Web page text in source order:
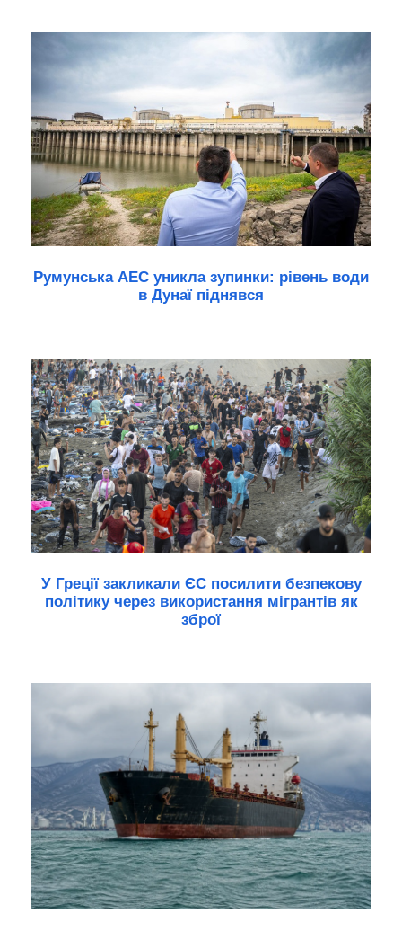
Румунська АЕС уникла зупинки: рівень води
в Дунаї піднявся
У Греції закликали ЄС посилити безпекову
політику через використання мігрантів як
зброї